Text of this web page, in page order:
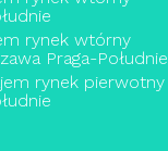
rynek wtórny
Praga-Południe
rynek pierwotny